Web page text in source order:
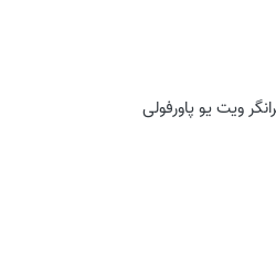
ویت یو پاورفولی